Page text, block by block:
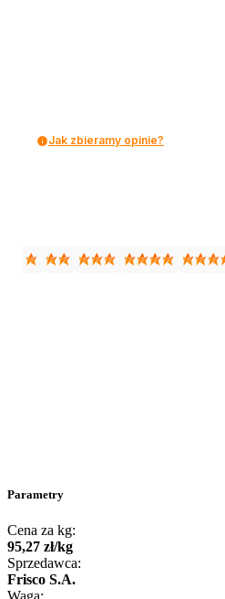
Jak zbieramy opinie?
Parametry
Cena za kg:
95,27 zł/kg
Sprzedawca:
Frisco S.A.